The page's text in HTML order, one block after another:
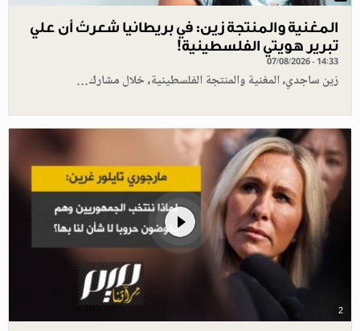
المغنية والمنتجة زين: في بريطانيا شعرتُ أن علي
تبرير هويتي الفلسطينية!
07/08/2026 - 14:33
زين ساجدي، المغنية والمنتجة الفلسطينية، خلال مشارك…
2